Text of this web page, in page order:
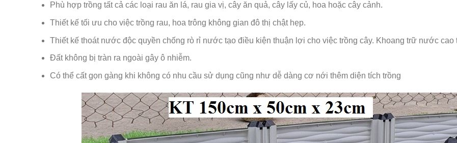
Phù hợp trồng tất cả các loại rau ăn lá, rau gia vị, cây ăn quả, cây lấy củ, hoa hoặc cây cảnh.
Thiết kế tối ưu cho việc trồng rau, hoa trông không gian đô thị chật hẹp.
Thiết kế thoát nước độc quyền chống rò rỉ nước tạo điều kiện thuận lợi cho việc trồng cây. Khoang trữ nước
Đất không bị tràn ra ngoài gây ô nhiễm.
Có thể cất gọn gàng khi không có nhu cầu sử dụng cũng như dễ dàng cơ nới thêm diện tích trồng